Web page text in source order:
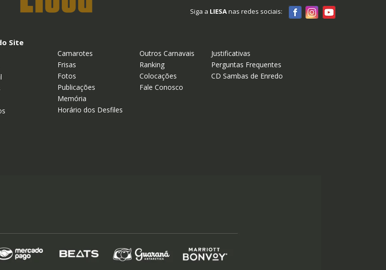
Siga a LIESAnas redes sociais:
Site
Camarotes
Frisas
Fotos
Publicações
Memória
Horário dos Desfiles
Outros Carnavais
Ranking
Colocações
Fale Conosco
Justificativas
Perguntas Frequentes
CD Sambas de Enredo